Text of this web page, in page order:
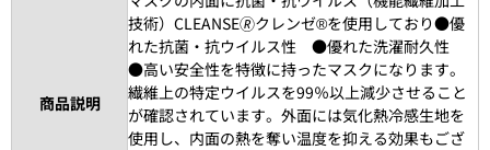
商品説明
技術）CLEANSE🄬クレンゼ®を使用しており●優
れた抗菌・抗ウイルス性 ●優れた洗濯耐久性
●高い安全性を特徴に持ったマスクになります。
繊維上の特定ウイルスを99％以上減少させること
が確認されています。外面には気化熱冷感生地を
使用し、内面の熱を奪い温度を抑える効果もござ